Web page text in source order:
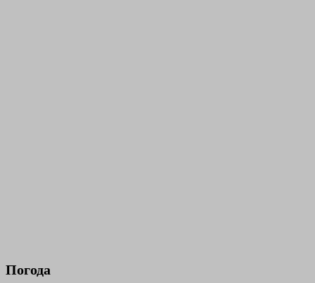
Погода